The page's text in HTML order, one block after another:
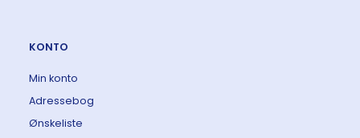
KONTO
Min konto
Adressebog
Ønskeliste